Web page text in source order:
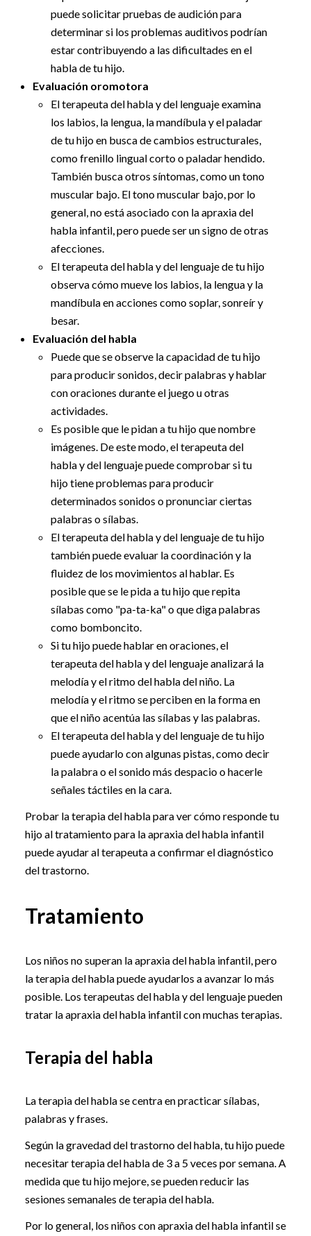
puede solicitar pruebas de audición para
determinar si los problemas auditivos podrían
estar contribuyendo a las dificultades en el
habla de tu hijo.
Evaluación oromotora
El terapeuta del habla y del lenguaje examina
los labios, la lengua, la mandíbula y el paladar
de tu hijo en busca de cambios estructurales,
como frenillo lingual corto o paladar hendido.
También busca otros síntomas, como un tono
muscular bajo. El tono muscular bajo, por lo
general, no está asociado con la apraxia del
habla infantil, pero puede ser un signo de otras
afecciones.
El terapeuta del habla y del lenguaje de tu hijo
observa cómo mueve los labios, la lengua y la
mandíbula en acciones como soplar, sonreír y
besar.
Evaluación del habla
Puede que se observe la capacidad de tu hijo
para producir sonidos, decir palabras y hablar
con oraciones durante el juego u otras
actividades.
Es posible que le pidan a tu hijo que nombre
imágenes. De este modo, el terapeuta del
habla y del lenguaje puede comprobar si tu
hijo tiene problemas para producir
determinados sonidos o pronunciar ciertas
palabras o sílabas.
El terapeuta del habla y del lenguaje de tu hijo
también puede evaluar la coordinación y la
fluidez de los movimientos al hablar. Es
posible que se le pida a tu hijo que repita
sílabas como "pa-ta-ka" o que diga palabras
como bomboncito.
Si tu hijo puede hablar en oraciones, el
terapeuta del habla y del lenguaje analizará la
melodía y el ritmo del habla del niño. La
melodía y el ritmo se perciben en la forma en
que el niño acentúa las sílabas y las palabras.
El terapeuta del habla y del lenguaje de tu hijo
puede ayudarlo con algunas pistas, como decir
la palabra o el sonido más despacio o hacerle
señales táctiles en la cara.
Probar la terapia del habla para ver cómo responde tu
hijo al tratamiento para la apraxia del habla infantil
puede ayudar al terapeuta a confirmar el diagnóstico
del trastorno.
Tratamiento
Los niños no superan la apraxia del habla infantil, pero
la terapia del habla puede ayudarlos a avanzar lo más
posible. Los terapeutas del habla y del lenguaje pueden
tratar la apraxia del habla infantil con muchas terapias.
Terapia del habla
La terapia del habla se centra en practicar sílabas,
palabras y frases.
Según la gravedad del trastorno del habla, tu hijo puede
necesitar terapia del habla de 3 a 5 veces por semana. A
medida que tu hijo mejore, se pueden reducir las
sesiones semanales de terapia del habla.
Por lo general, los niños con apraxia del habla infantil se